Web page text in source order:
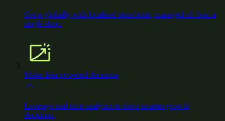
Grow globally with localised storefronts, managed all from a
single shop.
Make data-powered decisions
Leverage real-time analytics to drive smarter growth
decisions.